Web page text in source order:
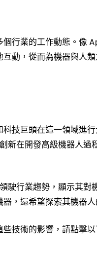
行業的工作動態。像
互動，從而為機器與人
技巨頭在這一領域進行
新在開發高級機器人過
駛行業趨勢，顯示其對
，還希望探索其機器人
技術的影響，請點擊以